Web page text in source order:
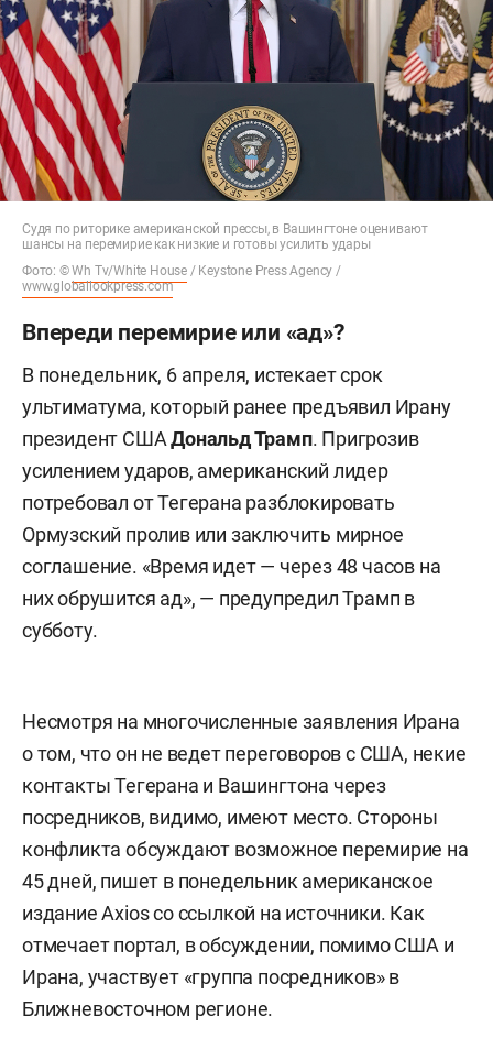
Судя по риторике американской прессы, в Вашингтоне оценивают
шансы на перемирие как низкие и готовы усилить удары
Фото: ©Wh Tv/White House / Keystone Press Agency /
www.globallookpress.com
Впереди перемирие или «ад»?
В понедельник, 6 апреля, истекает срок
ультиматума, который ранее предъявил Ирану
президент СШАДональд Трамп. Пригрозив
усилением ударов, американский лидер
потребовал от Тегерана разблокировать
Ормузский пролив или заключить мирное
соглашение. «Время идет — через 48 часов на
них обрушится ад», — предупредил Трамп в
субботу.
Несмотря на многочисленные заявления Ирана
о том, что он не ведет переговоров с США, некие
контакты Тегерана и Вашингтона через
посредников, видимо, имеют место. Стороны
конфликта обсуждают возможное перемирие на
45 дней, пишет в понедельник американское
издание Axios со ссылкой на источники. Как
отмечает портал, в обсуждении, помимо США и
Ирана, участвует «группа посредников» в
Ближневосточном регионе.